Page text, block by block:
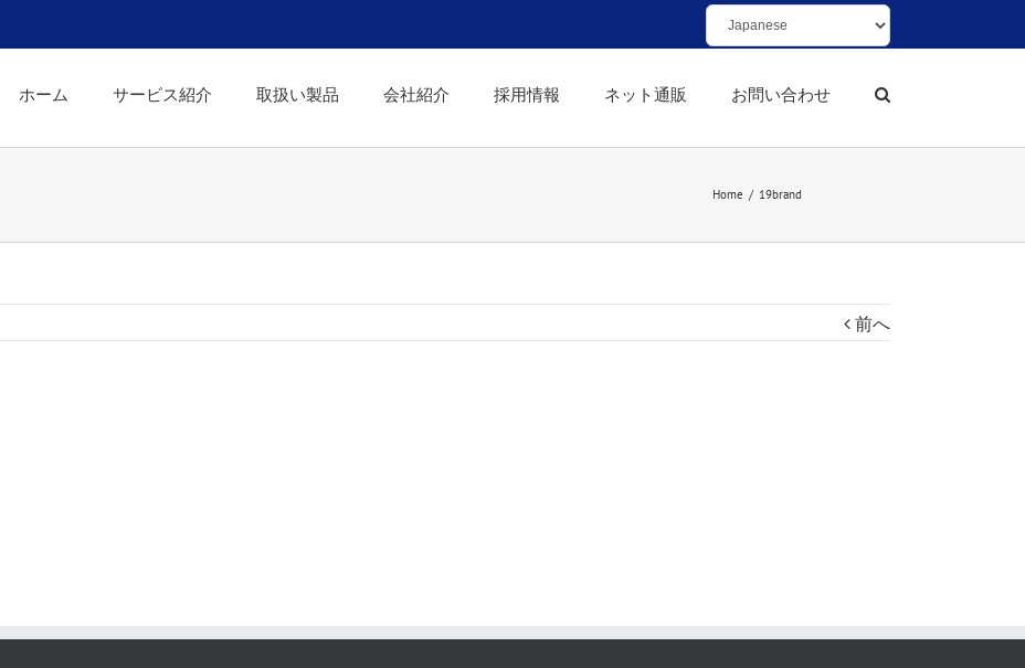
ホーム サービス紹介 取扱い製品 会社紹介 採用情報 ネット通販 お問い合わせ
Home / 19brand
前へ